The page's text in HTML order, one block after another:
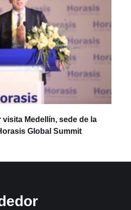
Medellín, sede de la
Global Summit